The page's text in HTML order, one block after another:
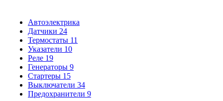
Автоэлектрика
Датчики 24
Термостаты 11
Указатели 10
Реле 19
Генераторы 9
Стартеры 15
Выключатели 34
Предохранители 9